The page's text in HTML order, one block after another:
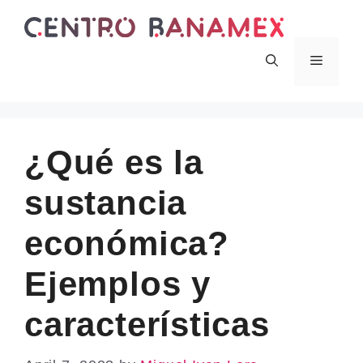
Menu
¿Qué es la
sustancia
económica?
Ejemplos y
características